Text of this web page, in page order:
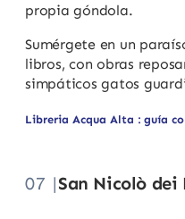
propia góndola.
Sumérgete en un
libros, con obras
simpáticos gatos
Libreria Acqua Alta : guía
07 |San Nicolò dei